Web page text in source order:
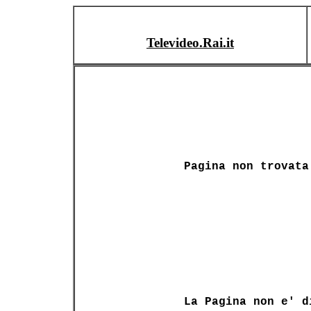
Televideo.Rai.it
Pagina non trovata
La Pagina non e'